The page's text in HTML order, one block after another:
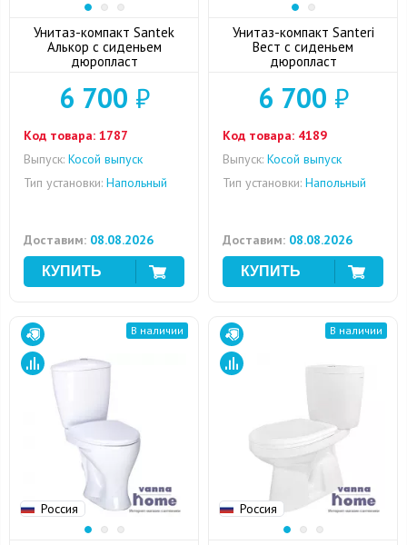
Унитаз-компакт Santek
Алькор с сиденьем
дюропласт
6 700 ₽
Код товара: 1787
Выпуск: Косой выпуск
Тип установки: Напольный
Доставим: 08.08.2026
Унитаз-компакт Santeri
Вест с сиденьем
дюропласт
6 700 ₽
Код товара: 4189
Выпуск: Косой выпуск
Тип установки: Напольный
Доставим: 08.08.2026
Россия
В наличии
Россия
В наличии